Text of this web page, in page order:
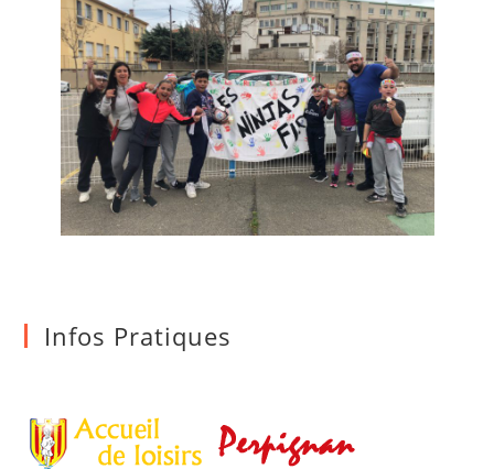
Infos Pratiques